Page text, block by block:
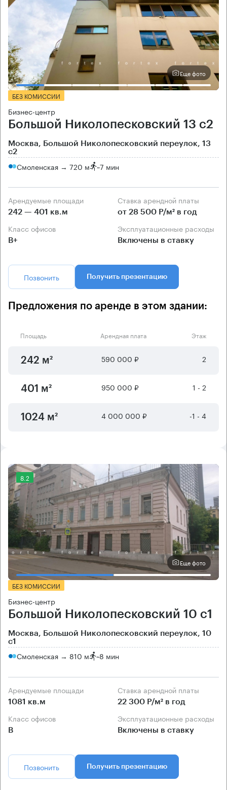
Еще фото
БЕЗ КОМИССИИ
Бизнес-центр
Большой Николопесковский 13 с2
Москва, Большой Николопесковский переулок, 13
с2
Смоленская → 720 м ~7 мин
Арендуемые площади
242 — 401 кв.м
Ставка арендной платы
от 28 500 Р/м² в год
Класс офисов
B+
Эксплуатационные расходы
Включены в ставку
Позвонить Получить презентацию
Предложения по аренде в этом здании:
Площадь Арендная плата Этаж
242 м² 590 000 ₽ 2
401 м² 950 000 ₽ 1 - 2
1024 м² 4 000 000 ₽ -1 - 4
8.2
Еще фото
БЕЗ КОМИССИИ
Бизнес-центр
Большой Николопесковский 10 с1
Москва, Большой Николопесковский переулок, 10
с1
Смоленская → 810 м ~8 мин
Арендуемые площади
1081 кв.м
Ставка арендной платы
22 300 Р/м² в год
Класс офисов
B
Эксплуатационные расходы
Включены в ставку
Позвонить Получить презентацию